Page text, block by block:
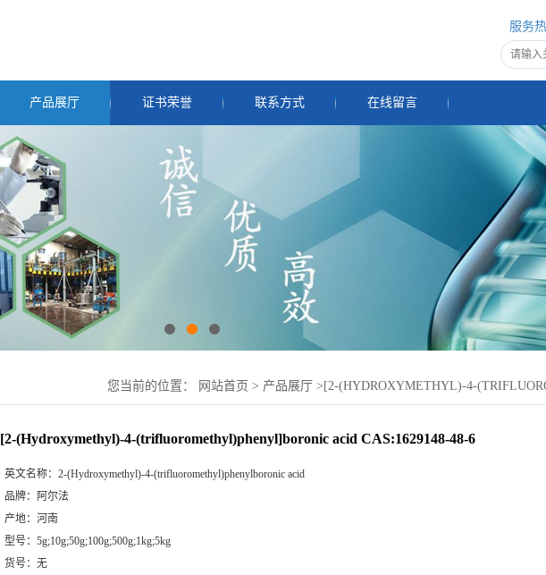
服务热
产品展厅 证书荣誉 联系方式 在线留言
您当前的位置： 网站首页 > 产品展厅 > [2-(HYDROXYMETHYL)-4-
[2-(Hydroxymethyl)-4-(trifluoromethyl)phenyl]boronic acid CAS:1629148-48-6
英文名称： 2-(Hydroxymethyl)-4-(trifluoromethyl)phenylboronic acid
品牌：
阿尔法
产地： 河南
型号： 5g;10g;50g;100g;500g;1kg;5kg
货号： 无